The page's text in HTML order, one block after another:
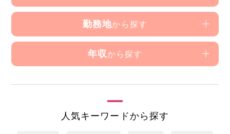
勤務地から探す
年収 から探す
人気キーワードから探す